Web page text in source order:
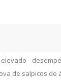
de salpicos de